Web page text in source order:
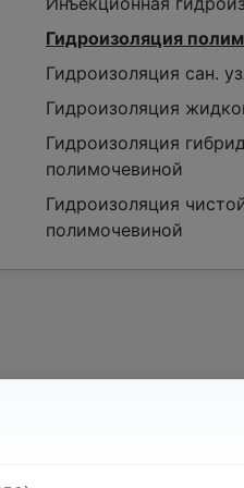
Гидроизоляция
Гидроизоляция сан.
Гидроизоляция
Гидроизоляция
полимочевиной
Гидроизоляция
полимочевиной